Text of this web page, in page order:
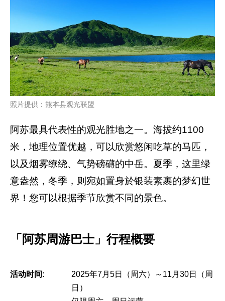
照片提供：熊本县观光联盟
阿苏最具代表性的观光胜地之一。海拔约1100
米，地理位置优越，可以欣赏悠闲吃草的马匹，
以及烟雾缭绕、气势磅礴的中岳。夏季，这里绿
意盎然，冬季，则宛如置身於银装素裹的梦幻世
界！您可以根据季节欣赏不同的景色。
「阿苏周游巴士」行程概要
活动时间:
2025年7月5日（周六）～11月30日（周
日）